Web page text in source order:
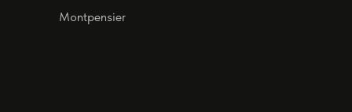
Montpensier